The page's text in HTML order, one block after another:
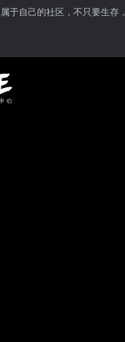
于自己的社区，不只要生存